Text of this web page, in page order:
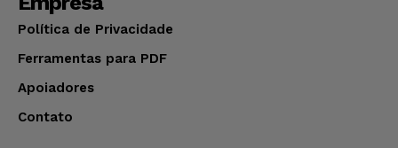
Política de Privacidade
Ferramentas para PDF
Apoiadores
Contato